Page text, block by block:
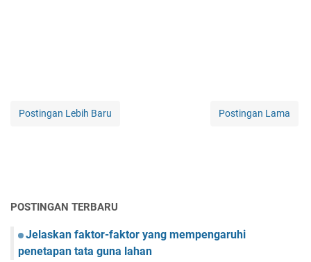
Postingan Lebih Baru Postingan Lama
POSTINGAN TERBARU
Jelaskan faktor-faktor yang mempengaruhi
penetapan tata guna lahan